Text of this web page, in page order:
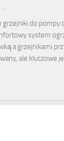
…
grzejniki do pompy
system
a grzejnikami
ale kluczowe